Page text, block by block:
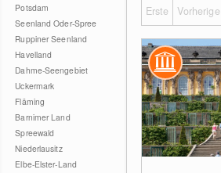
Potsdam
Seenland Oder-Spree
Ruppiner Seenland
Havelland
Dahme-Seengebiet
Uckermark
Fläming
Barnimer Land
Spreewald
Niederlausitz
Elbe-Elster-Land
Erste Vorherige